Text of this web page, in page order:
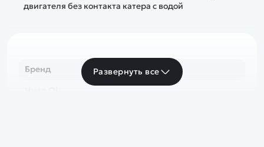
двигателя без контакта катера с водой
Бренд
Развернуть все